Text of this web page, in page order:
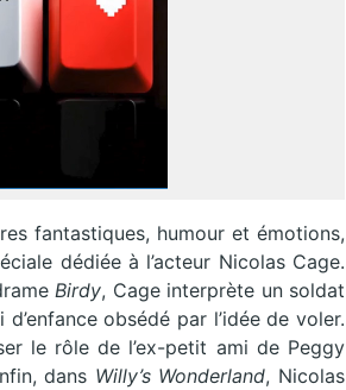
fantastiques, humour et émotions,
dédiée à l’acteur Nicolas Cage.
Birdy, Cage interprète un soldat
obsédé par l’idée de voler.
le rôle de l’ex-petit ami de Peggy
dans Willy’s Wonderland, Nicolas